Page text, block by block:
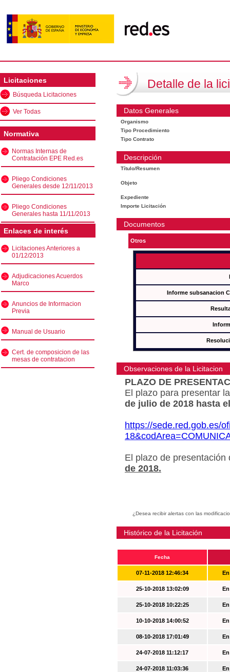
Licitaciones
Búsqueda Licitaciones
Ver Todas
Normativa
Normas Internas de
Contratación EPE Red.es
Pliego Condiciones
Generales desde 12/11/2013
Pliego Condiciones
Generales hasta 11/11/2013
Enlaces de interés
Licitaciones Anteriores a
01/12/2013
Adjudicaciones Acuerdos
Marco
Anuncios de Informacion
Previa
Manual de Usuario
Cert. de composicion de las
mesas de contratacion
Detalle de la
Datos Generales
Organismo
Tipo Procedimiento
Tipo Contrato
Descripción
Título/Resumen
Objeto
Expediente
Importe Licitación
Documentos
Otros
Informe subsanacion
Observaciones de la Licitacion
PLAZO DE
El plazo para presentar
de julio de 2018 hasta
https://sede.red.gob.es/
El plazo de
de 2018.
¿Desea recibir alertas con las
Histórico de la Licitación
Fecha
07-11-2018 12:46:34
25-10-2018 13:02:09
25-10-2018 10:22:25
10-10-2018 14:00:52
08-10-2018 17:01:49
24-07-2018 11:12:17
24-07-2018 11:03:36